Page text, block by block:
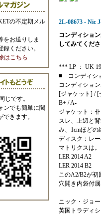
の不定期メル
をお送りしま
ください。
はこちら
じです。
ンでも簡単に閲
きます。
2L-08673 - Nic
コンディショ
してみてくださ
*** LP ： UK
■ コンディシ
コンディショ
[ジャケット] / [
B+ / A-
ジャケット：
スレ、上辺と
み、1cmほどの
ディスク：レ
マトリクスは。
LER 2014 A2
LER 2014 B2
このA2/B2が初
穴開き内袋付属
ニック・ジョ
英国トラディ